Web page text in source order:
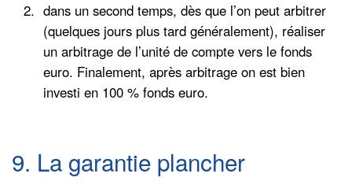
dans un second temps, dès que l’on peut arbitrer
(quelques jours plus tard généralement), réaliser
un arbitrage de l’unité de compte vers le fonds
euro. Finalement, après arbitrage on est bien
investi en 100 % fonds euro.
9. La garantie plancher